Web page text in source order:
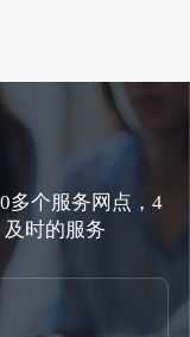
多个服务网点，4
时的服务